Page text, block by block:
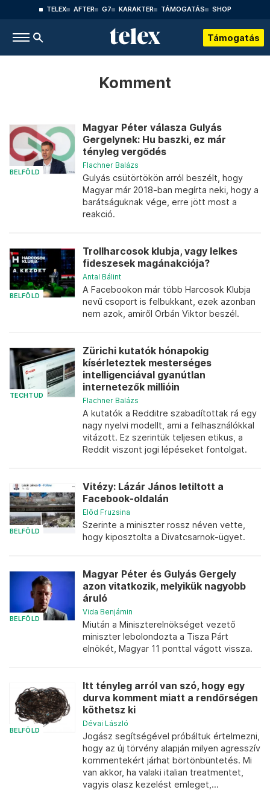
TELEX AFTER G7 KARAKTER TÁMOGATÁS SHOP
Támogatás
Komment
BELFÖLD
Magyar Péter válasza Gulyás
Gergelynek: Hu baszki, ez már
tényleg vergődés
Flachner Balázs
Gulyás csütörtökön arról beszélt, hogy
Magyar már 2018-ban megírta neki, hogy a
barátságuknak vége, erre jött most a
reakció.
BELFÖLD
Trollharcosok klubja, vagy lelkes
fideszesek magánakciója?
Antal Bálint
A Facebookon már több Harcosok Klubja
nevű csoport is felbukkant, ezek azonban
nem azok, amiről Orbán Viktor beszél.
TECHTUD
Zürichi kutatók hónapokig
kísérleteztek mesterséges
intelligenciával gyanútlan
internetezők millióin
Flachner Balázs
A kutatók a Redditre szabadítottak rá egy
nagy nyelvi modellt, ami a felhasználókkal
vitázott. Ez szerintük teljesen etikus, a
Reddit viszont jogi lépéseket fontolgat.
BELFÖLD
Vitézy: Lázár János letiltott a
Facebook-oldalán
Előd Fruzsina
Szerinte a miniszter rossz néven vette,
hogy kiposztolta a Divatcsarnok-ügyet.
BELFÖLD
Magyar Péter és Gulyás Gergely
azon vitatkozik, melyikük nagyobb
áruló
Vida Benjámin
Miután a Miniszterelnökséget vezető
miniszter lebolondozta a Tisza Párt
elnökét, Magyar 11 ponttal vágott vissza.
BELFÖLD
Itt tényleg arról van szó, hogy egy
durva komment miatt a rendőrségen
köthetsz ki
Dévai László
Jogász segítségével próbáltuk értelmezni,
hogy az új törvény alapján milyen agresszív
kommentekért járhat börtönbüntetés. Mi
van akkor, ha valaki italian treatmentet,
vagyis olasz kezelést emleget,...